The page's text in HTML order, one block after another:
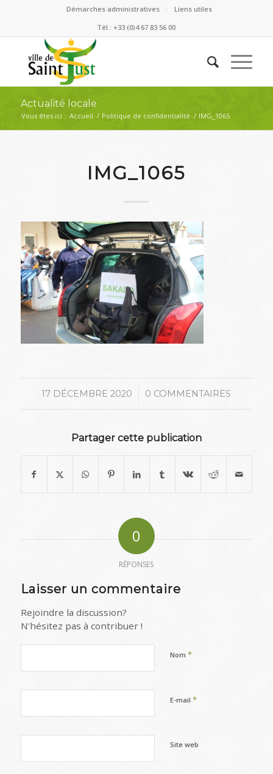
Démarches administratives
Liens utiles
Tél.: +33 (0)4 67 83 56 00
Actualité locale
Vous êtes ici : Accueil / Politique de confidentialité / IMG_1065
IMG_1065
17 DÉCEMBRE 2020
/ 0 COMMENTAIRES
Partager cette publication
0
RÉPONSES
Laisser un commentaire
Rejoindre la discussion?
N’hésitez pas à contribuer !
Nom *
E-mail *
Site web